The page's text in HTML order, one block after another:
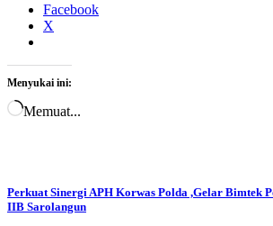
Facebook
X
Menyukai ini:
Memuat...
Perkuat Sinergi APH Korwas Polda ,Gelar Bimtek
IIB Sarolangun